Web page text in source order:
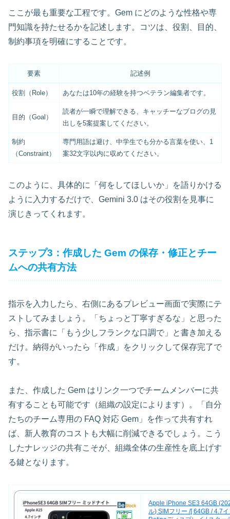
ここが最も重要な工程です。Gem にどのような性格や専
門知識を持たせるかを記述します。コツは、役割、目的、
制約事項を明確にすることです。
要素 記述例
役割（Role） あなたは10年の経験を持つベテラン編集者です。
目的（Goal）
読者が一瞬で理解できる、キャッチーなブログの見
出しを5案提案してください。
制約
（Constraint）
専門用語は避け、中学生でも分かる言葉を使い、1
案32文字以内に収めてください。
このように、具体的に「何をしてほしいか」を語りかける
ように入力するだけで、Gemini 3.0 はその役割を見事に
演じきってくれます。
ステップ3：作成した Gem の保存・修正とチー
ムへの共有方法
指示を入力したら、右側にあるプレビュー画面で実際にテ
ストしてみましょう。「ちょっと丁寧すぎるな」と思った
ら、指示書に「もう少しフランクな口調で」と書き加える
だけ。納得がいったら「作成」をクリックして保存完了で
す。
また、作成した Gem はリンク一つでチームメンバーに共
有することも可能です（組織の設定によります）。「自分
たちのチーム専用の FAQ 対応 Gem」を作って共有すれ
ば、新人教育のコストも大幅に削減できるでしょう。こう
したナレッジの共有こそが、組織全体の生産性を底上げす
る鍵となります。
Apple iPhone SE3 64GB
ル) SIMフリー /[ 64GB / 4.7